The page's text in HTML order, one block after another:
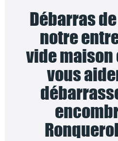
Débarras
notre
vide maison
vous